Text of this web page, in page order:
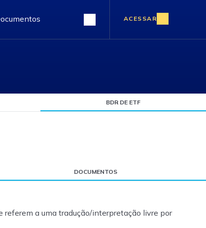
ACESSAR
BDR DE ETF
DOCUMENTOS
referem a uma tradução/interpretação livre por